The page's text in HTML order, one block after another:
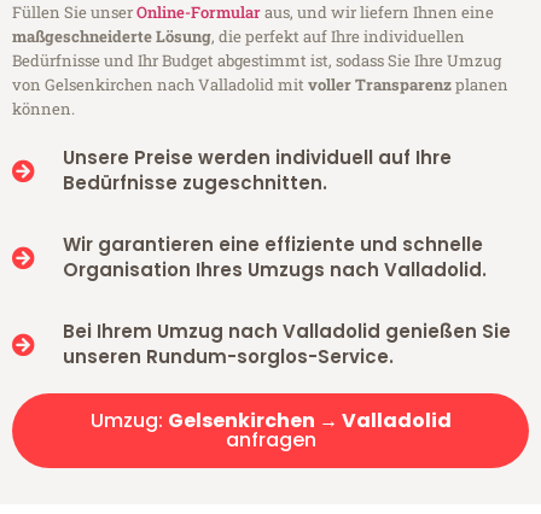
Füllen Sie unserOnline-Formularaus, und wir liefern Ihnen eine
maßgeschneiderte Lösung, die perfekt auf Ihre individuellen
Bedürfnisse und Ihr Budget abgestimmt ist, sodass Sie Ihre Umzug
von Gelsenkirchen nach Valladolid mitvoller Transparenzplanen
können.
Unsere Preise werden individuell auf Ihre
Bedürfnisse zugeschnitten.
Wir garantieren eine effiziente und schnelle
Organisation Ihres Umzugs nach Valladolid.
Bei Ihrem Umzug nach Valladolid genießen Sie
unseren Rundum-sorglos-Service.
Umzug: Gelsenkirchen → Valladolid
anfragen